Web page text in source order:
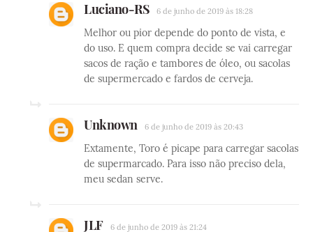
Luciano-RS 6 de junho de 2019 às 18:28
Melhor ou pior depende do ponto de vista, e
do uso. E quem compra decide se vai carregar
sacos de ração e tambores de óleo, ou sacolas
de supermercado e fardos de cerveja.
Unknown 6 de junho de 2019 às 20:43
Extamente, Toro é picape para carregar sacolas
de supermarcado. Para isso não preciso dela,
meu sedan serve.
JLF 6 de junho de 2019 às 21:24